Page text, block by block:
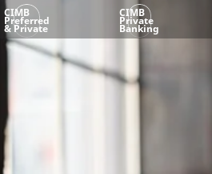
CIMB
Preferred
& Private
CIMB
Private
Banking